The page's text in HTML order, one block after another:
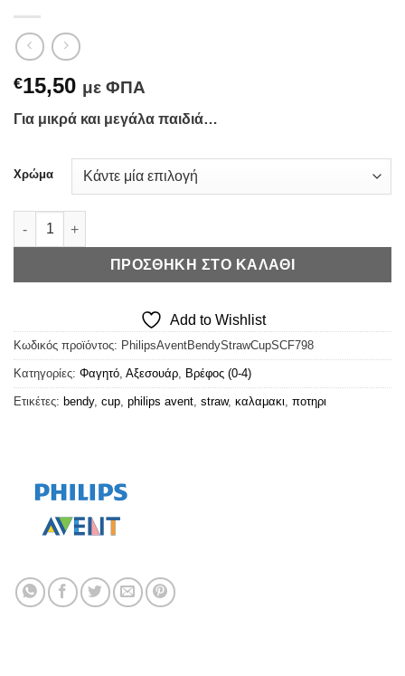
€15,50 με ΦΠΑ
Για μικρά και μεγάλα παιδιά…
Χρώμα
Philips Avent Bendy Straw Cup - Κύπελλο με Καλαμάκι
ΠΡΟΣΘΉΚΗ ΣΤΟ ΚΑΛΆΘΙ
Add to Wishlist
Κωδικός προϊόντος: PhilipsAventBendyStrawCupSCF798
Κατηγορίες: Φαγητό, Αξεσουάρ, Βρέφος (0-4)
Ετικέτες: bendy, cup, philips avent, straw, καλαμακι, ποτηρι